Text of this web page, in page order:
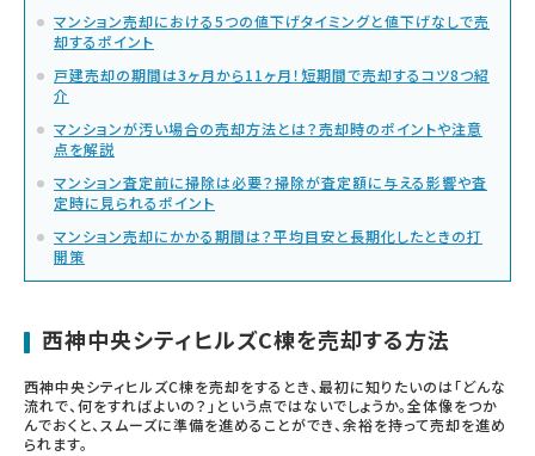
マンション売却における5つの値下げタイミングと値下げなしで売
却するポイント
戸建売却の期間は3ヶ月から11ヶ月！短期間で売却するコツ8つ紹
介
マンションが汚い場合の売却方法とは？売却時のポイントや注意
点を解説
マンション査定前に掃除は必要？掃除が査定額に与える影響や査
定時に見られるポイント
マンション売却にかかる期間は？平均目安と長期化したときの打
開策
西神中央シティヒルズC棟を売却する方法
西神中央シティヒルズC棟を売却をするとき、最初に知りたいのは「どんな
流れで、何をすればよいの？」という点ではないでしょうか。全体像をつか
んでおくと、スムーズに準備を進めることができ、余裕を持って売却を進め
られます。